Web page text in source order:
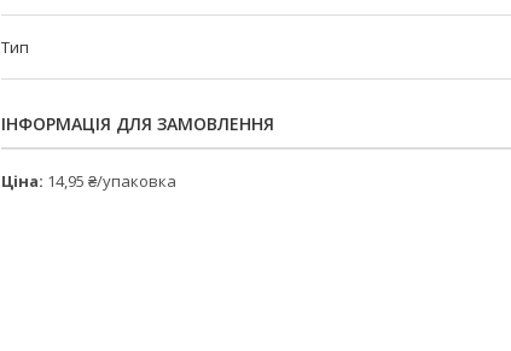
Тип
ІНФОРМАЦІЯ ДЛЯ ЗАМОВЛЕННЯ
Ціна: 14,95 ₴/упаковка